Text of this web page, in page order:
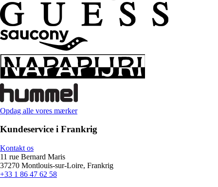
Opdag alle vores mærker
Kundeservice i Frankrig
Kontakt os
11 rue Bernard Maris
37270 Montlouis-sur-Loire, Frankrig
+33 1 86 47 62 58